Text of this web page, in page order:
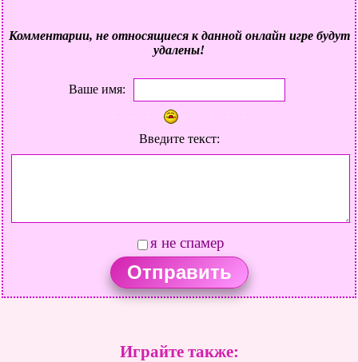
Комментарии, не относящиеся к данной онлайн игре будут
удалены!
Ваше имя:
Введите текст:
я не спамер
Играйте также: